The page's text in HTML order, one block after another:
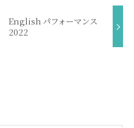
English パフォーマンス
2022